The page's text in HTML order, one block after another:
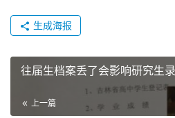
生成海报
往届生档案丢了会影响研究生录
上一篇